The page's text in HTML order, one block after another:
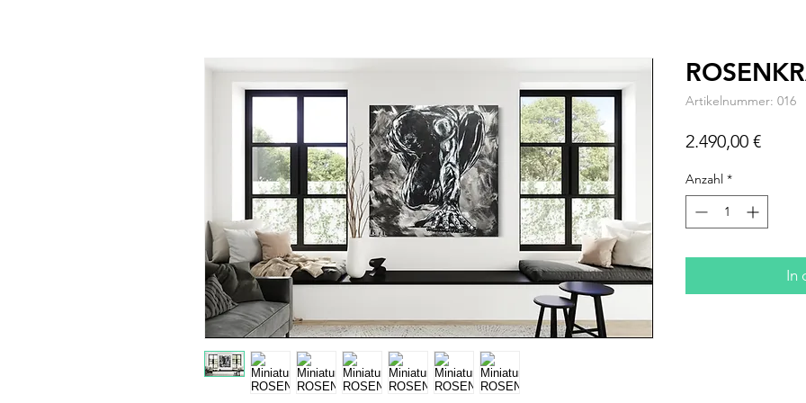
Artikelnummer: 016
2.490,00 €Preis
Anzahl *
In